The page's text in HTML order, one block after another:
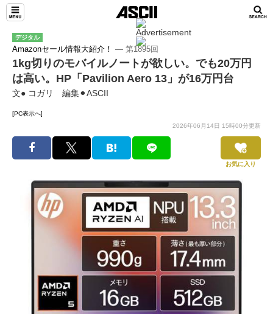
デジタル
Amazonセール情報大紹介！ ― 第1895回
1kg切りのモバイルノートが欲しい。でも20万円
は高い。HP「Pavilion Aero 13」が16万円台
文● コガリ 編集⚫︎ASCII
[PC表示へ]
2026年06月14日 15時00分更新
お気に入り